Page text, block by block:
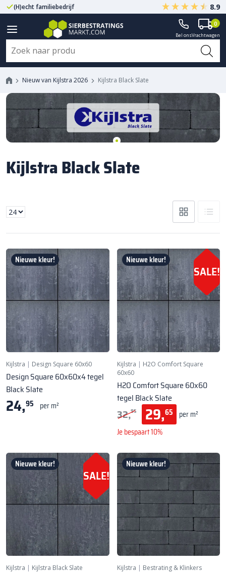
(H)echt familiebedrijf Gegarandeerd A-kwaliteit
8.9
Bel onsVrachtwagen
0
Nieuw van Kijlstra 2026 Kijlstra Black Slate
Kijlstra Black Slate
Nieuwe kleur!
Kijlstra | Design Square 60x60
Design Square 60x60x4 tegel
Black Slate
24,95 per m²
Nieuwe kleur!
SALE!
Kijlstra | H2O Comfort Square
60x60
H2O Comfort Square 60x60
tegel Black Slate
32,95 29,65
per m²
Je bespaart 10%
Nieuwe kleur!
SALE!
Kijlstra | Kijlstra Black Slate
Nieuwe kleur!
Kijlstra | Bestrating & Klinkers